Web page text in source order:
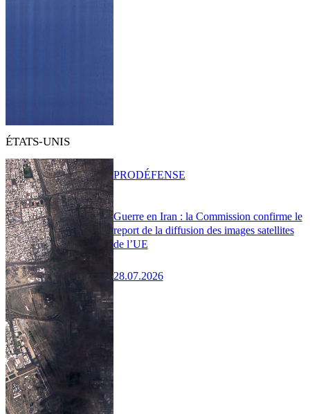
ÉTATS-UNIS
Guerre en Iran : la Commission confirme le
report de la diffusion des images satellites
de l’UE
28.07.2026
PRODÉFENSE